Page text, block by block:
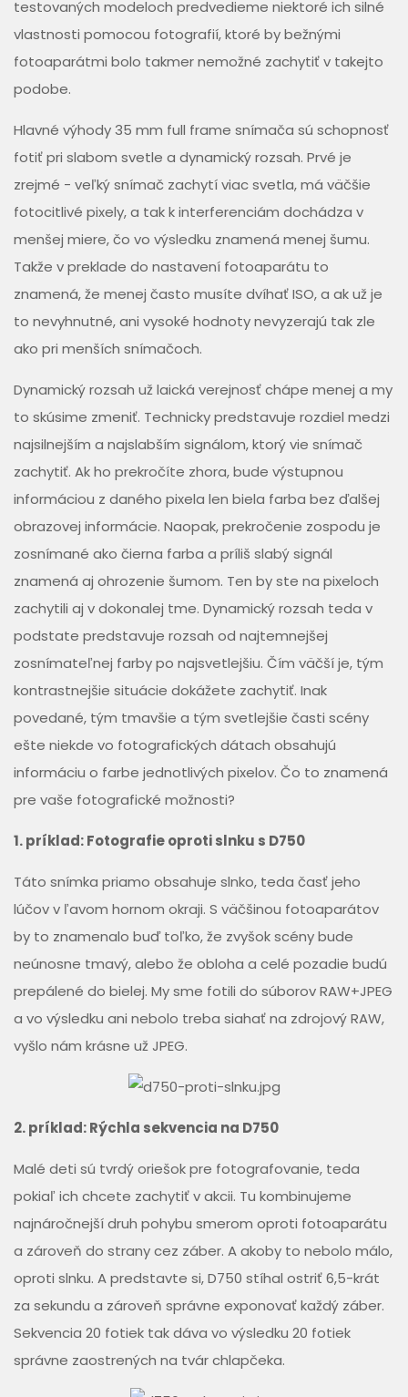
testovaných modeloch predvedieme niektoré ich silné
vlastnosti pomocou fotografií, ktoré by bežnými
fotoaparátmi bolo takmer nemožné zachytiť v takejto
podobe.
Hlavné výhody 35 mm full frame snímača sú schopnosť
fotiť pri slabom svetle a dynamický rozsah. Prvé je
zrejmé - veľký snímač zachytí viac svetla, má väčšie
fotocitlivé pixely, a tak k interferenciám dochádza v
menšej miere, čo vo výsledku znamená menej šumu.
Takže v preklade do nastavení fotoaparátu to
znamená, že menej často musíte dvíhať ISO, a ak už je
to nevyhnutné, ani vysoké hodnoty nevyzerajú tak zle
ako pri menších snímačoch.
Dynamický rozsah už laická verejnosť chápe menej a my
to skúsime zmeniť. Technicky predstavuje rozdiel medzi
najsilnejším a najslabším signálom, ktorý vie snímač
zachytiť. Ak ho prekročíte zhora, bude výstupnou
informáciou z daného pixela len biela farba bez ďalšej
obrazovej informácie. Naopak, prekročenie zospodu je
zosnímané ako čierna farba a príliš slabý signál
znamená aj ohrozenie šumom. Ten by ste na pixeloch
zachytili aj v dokonalej tme. Dynamický rozsah teda v
podstate predstavuje rozsah od najtemnejšej
zosnímateľnej farby po najsvetlejšiu. Čím väčší je, tým
kontrastnejšie situácie dokážete zachytiť. Inak
povedané, tým tmavšie a tým svetlejšie časti scény
ešte niekde vo fotografických dátach obsahujú
informáciu o farbe jednotlivých pixelov. Čo to znamená
pre vaše fotografické možnosti?
1. príklad: Fotografie oproti slnku s D750
Táto snímka priamo obsahuje slnko, teda časť jeho
lúčov v ľavom hornom okraji. S väčšinou fotoaparátov
by to znamenalo buď toľko, že zvyšok scény bude
neúnosne tmavý, alebo že obloha a celé pozadie budú
prepálené do bielej. My sme fotili do súborov RAW+JPEG
a vo výsledku ani nebolo treba siahať na zdrojový RAW,
vyšlo nám krásne už JPEG.
2. príklad: Rýchla sekvencia na D750
Malé deti sú tvrdý oriešok pre fotografovanie, teda
pokiaľ ich chcete zachytiť v akcii. Tu kombinujeme
najnáročnejší druh pohybu smerom oproti fotoaparátu
a zároveň do strany cez záber. A akoby to nebolo málo,
oproti slnku. A predstavte si, D750 stíhal ostriť 6,5-krát
za sekundu a zároveň správne exponovať každý záber.
Sekvencia 20 fotiek tak dáva vo výsledku 20 fotiek
správne zaostrených na tvár chlapčeka.